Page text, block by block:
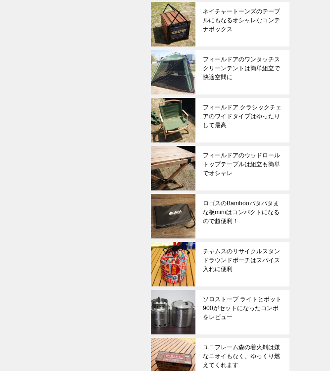
ネイチャートーンズのテーブ
ルにもなるオシャレなコンテ
ナボックス
フィールドアのワンタッチス
クリーンテントは簡単組立で
快適空間に
フィールドア クラシックチェ
アのワイドタイプはゆったり
して最高
フィールドアのウッドロール
トップテーブルは組立も簡単
でオシャレ
ロゴスのBambooパタパタま
な板miniはコンパクトになる
ので超便利！
チャムスのリサイクルスタン
ドラウンドポーチはスパイス
入れに便利
ソロストーブ ライトとポット
900がセットになったコンボ
をレビュー
ユニフレーム森の着火剤は嫌
なニオイもなく、ゆっくり燃
えてくれます